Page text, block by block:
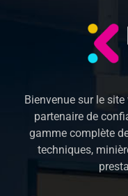
Bienvenue sur le site
partenaire de
gamme complète
techniques,